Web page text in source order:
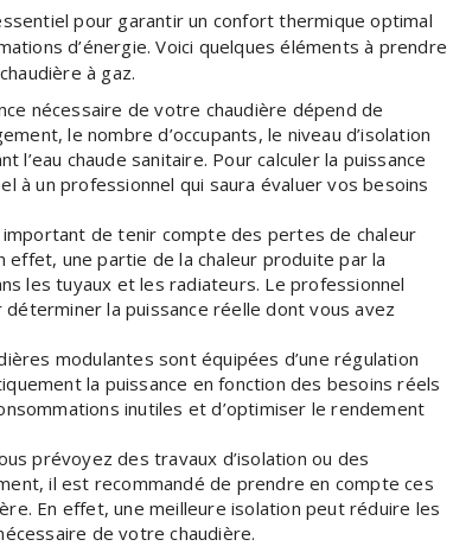
pour garantir un confort thermique optimal
d’énergie. Voici quelques éléments à prendre
à gaz.
nécessaire de votre chaudière dépend de
le nombre d’occupants, le niveau d’isolation
l’eau chaude sanitaire. Pour calculer la puissance
à un professionnel qui saura évaluer vos besoins
de tenir compte des pertes de chaleur
effet, une partie de la chaleur produite par la
les tuyaux et les radiateurs. Le professionnel
la puissance réelle dont vous avez
modulantes sont équipées d’une régulation
la puissance en fonction des besoins réels
inutiles et d’optimiser le rendement
prévoyez des travaux d’isolation ou des
il est recommandé de prendre en compte ces
En effet, une meilleure isolation peut réduire les
de votre chaudière.